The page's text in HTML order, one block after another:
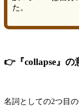
た。
👉『collapse』の
名詞としての2つ目